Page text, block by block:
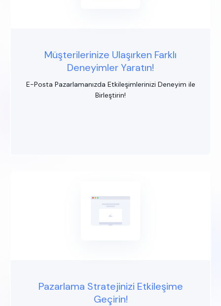
Müşterilerinize Ulaşırken Farklı
Deneyimler Yaratın!
E-Posta Pazarlamanızda Etkileşimlerinizi Deneyim ile
Birleştirin!
Pazarlama Stratejinizi Etkileşime
Geçirin!